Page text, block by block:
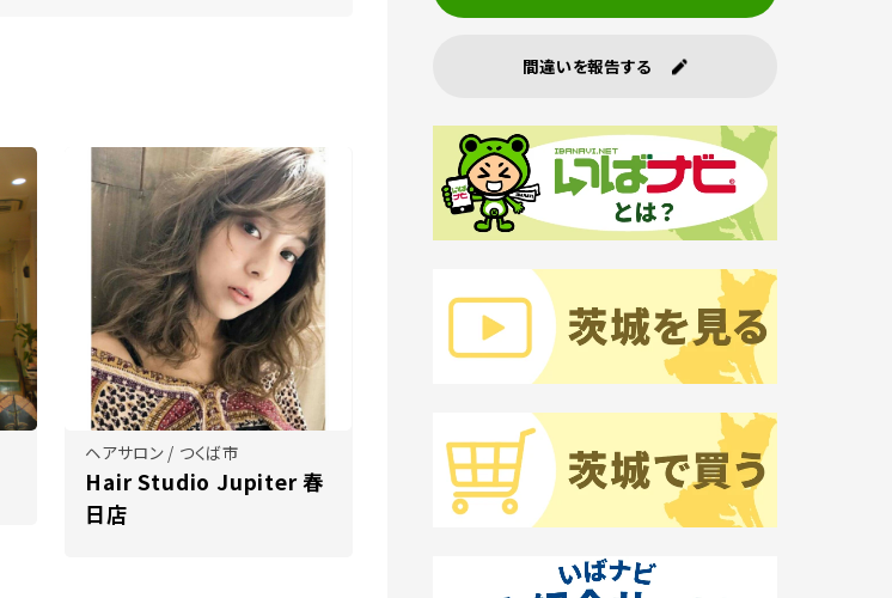
ヘアサロン / つくば市
Hair Studio Jupiter 春
日店
間違いを報告する